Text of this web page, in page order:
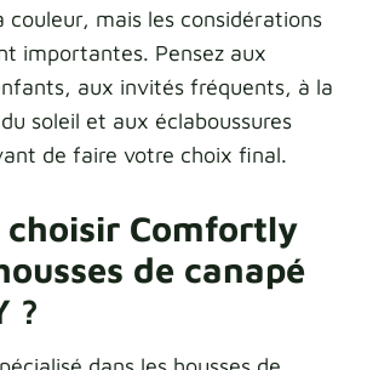
couleur, mais les considérations
importantes. Pensez aux
aux invités fréquents, à la
soleil et aux éclaboussures
de faire votre choix final.
choisir Comfortly
de canapé
?